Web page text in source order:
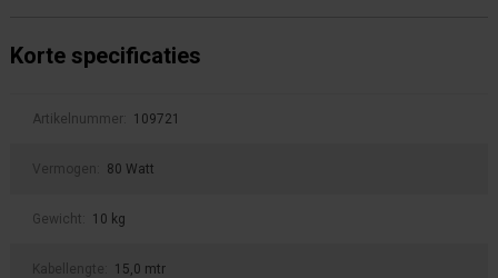
Korte specificaties
Artikelnummer: 109721
Vermogen: 80 Watt
Gewicht: 10 kg
Kabellengte: 15,0 mtr